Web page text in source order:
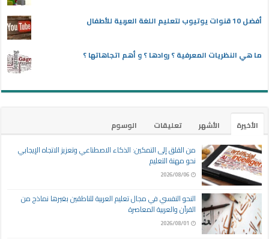
أفضل 10 قنوات يوتيوب لتعليم اللغة العربية للأطفال
ما هي النظريات المعرفية ؟ روادها ؟ و أهم اتجاهاتها ؟
الأخيرة الأشهر تعليقات
الوسوم
من القلق إلى التمكين: الذكاء الاصطناعي وتعزيز الاتجاه الإيجابي
نحو مهنة التعليم
2026/08/06
النحو النفسي في مجال تعليم العربية للناطقين بغيرها نماذج من
القرآن والعربية المعاصرة
2026/08/01